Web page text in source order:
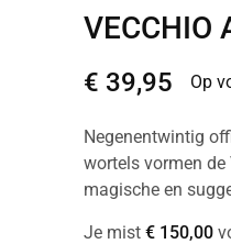
VECCHIO
€ 39,95 Op
Negenentwintig
wortels vormen de
magische en
Je mist €150,00